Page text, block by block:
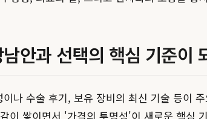
안과 선택의 핵심 기준이
나 수술 후기, 보유 장비의 최신 기술 등이
이 쌓이면서 '가격의 투명성'이 새로운 핵심